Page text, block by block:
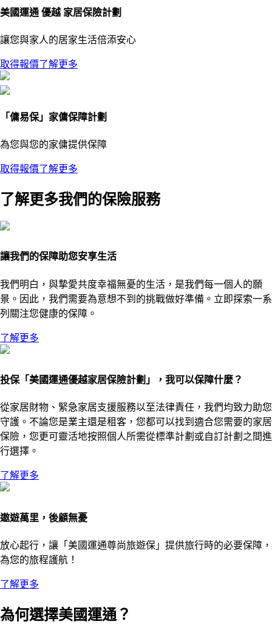
美國運通 優越 家居保險計劃
讓您與家人的居家生活倍添安心
取得報價了解更多
「傭易保」家傭保障計劃
為您與您的家傭提供保障
取得報價了解更多
了解更多我們的保險服務
讓我們的保障助您安享生活
我們明白，與摯愛共度幸福無憂的生活，是我們每一個人的願
景。因此，我們需要為意想不到的挑戰做好準備。立即探索一系
列關注您健康的保障。
了解更多
投保「美國運通優越家居保險計劃」，我可以保障什麼？
從家居財物、緊急家居支援服務以至法律責任，我們均致力助您
守護。不論您是業主還是租客，您都可以找到適合您需要的家居
保險，您更可靈活地按照個人所需從標準計劃或自訂計劃之間進
行選擇。
了解更多
遨遊萬里，後顧無憂
放心起行，讓「美國運通尊尚旅遊保」提供旅行時的必要保障，
為您的旅程護航！
了解更多
為何選擇美國運通？